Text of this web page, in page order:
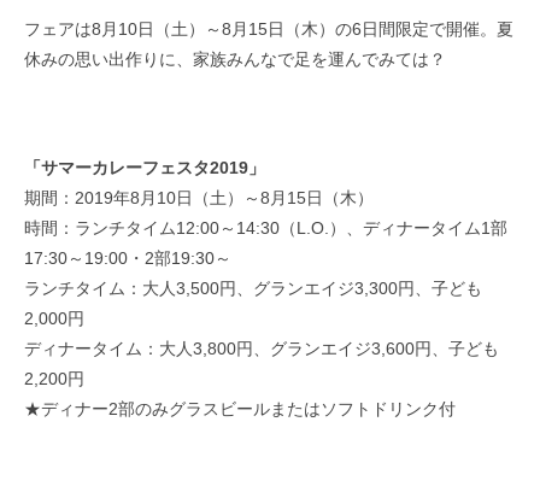
フェアは8月10日（土）～8月15日（木）の6日間限定で開催。夏
休みの思い出作りに、家族みんなで足を運んでみては？
「サマーカレーフェスタ2019」
期間：2019年8月10日（土）～8月15日（木）
時間：ランチタイム12:00～14:30（L.O.）、ディナータイム1部
17:30～19:00・2部19:30～
ランチタイム：大人3,500円、グランエイジ3,300円、子ども
2,000円
ディナータイム：大人3,800円、グランエイジ3,600円、子ども
2,200円
★ディナー2部のみグラスビールまたはソフトドリンク付